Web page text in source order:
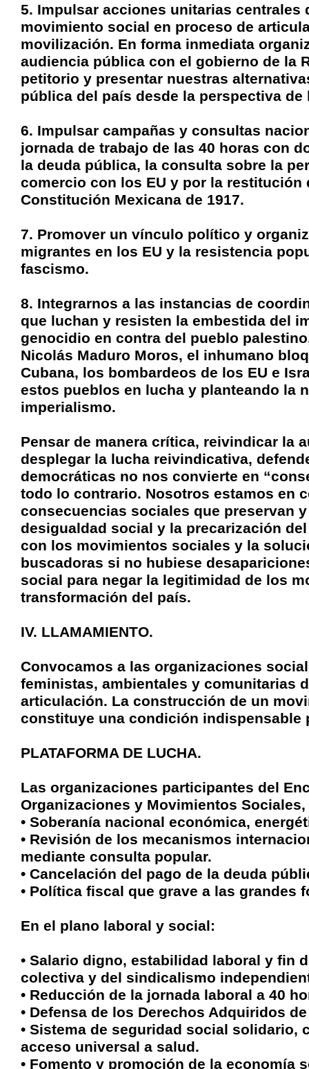
5. Impulsar acciones unitarias
movimiento social en proceso de
movilización. En forma inmediata
audiencia pública con el gobierno de la
petitorio y presentar nuestras
pública del país desde la perspectiva
6. Impulsar campañas y consultas
jornada de trabajo de las 40 horas con
la deuda pública, la consulta sobre la
comercio con los EU y por la
Constitución Mexicana de 1917.
7. Promover un vínculo político y
migrantes en los EU y la resistencia
fascismo.
8. Integrarnos a las instancias de
que luchan y resisten la embestida del
genocidio en contra del pueblo
Nicolás Maduro Moros, el inhumano
Cubana, los bombardeos de los EU e
estos pueblos en lucha y planteando la
imperialismo.
Pensar de manera crítica, reivindicar la
desplegar la lucha reivindicativa,
democráticas no nos convierte en
todo lo contrario. Nosotros estamos en
consecuencias sociales que preservan
desigualdad social y la precarización
con los movimientos sociales y la
buscadoras si no hubiese
social para negar la legitimidad de los
transformación del país.
IV. LLAMAMIENTO.
Convocamos a las organizaciones
feministas, ambientales y comunitarias
articulación. La construcción de un
constituye una condición indispensable
PLATAFORMA DE LUCHA.
Las organizaciones participantes del
Organizaciones y Movimientos
• Soberanía nacional económica,
• Revisión de los mecanismos
mediante consulta popular.
• Cancelación del pago de la deuda
• Política fiscal que grave a las
En el plano laboral y social:
• Salario digno, estabilidad laboral y fin
colectiva y del sindicalismo
• Reducción de la jornada laboral a 40
• Defensa de los Derechos Adquiridos
• Sistema de seguridad social solidario,
acceso universal a salud.
• Fomento y promoción de la economía